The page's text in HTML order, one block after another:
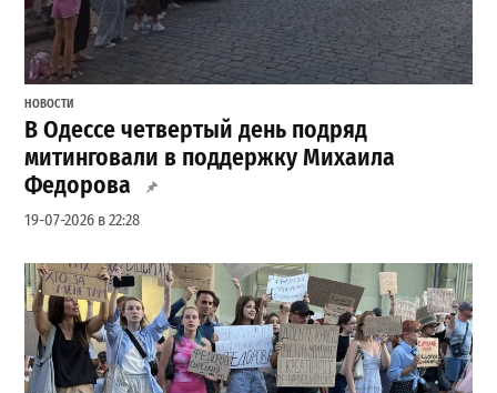
НОВОСТИ
В Одессе четвертый день подряд
митинговали в поддержку Михаила
Федорова
19-07-2026 в 22:28